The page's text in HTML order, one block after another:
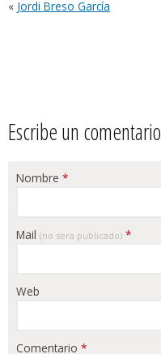
« Jordi Breso García
Escribe un comentario
Nombre *
Mail (no sera publicado) *
Web
Comentario *